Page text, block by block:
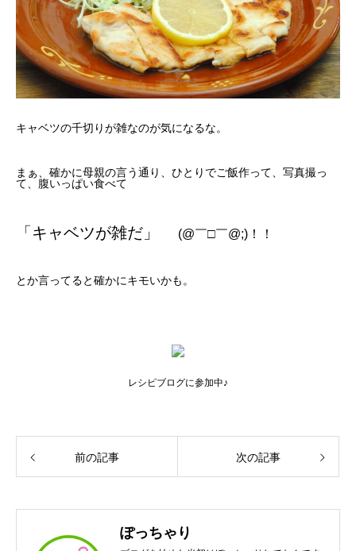
キャベツの千切りが雑なのが気になるな。
まぁ、確かに母親の言う通り、ひとりでご飯作って、写真撮っ
て、腹いっぱい食べて
「キャベツが雑だ」 (@￣□￣@;)！！
とか言ってると確かにキモいかも。
レシピブログに参加中♪
前の記事 次の記事
ぽっちゃり